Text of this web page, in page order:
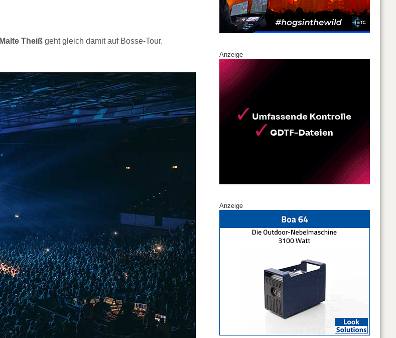
Malte Theiß geht gleich damit auf Bosse-Tour.
Anzeige
Anzeige